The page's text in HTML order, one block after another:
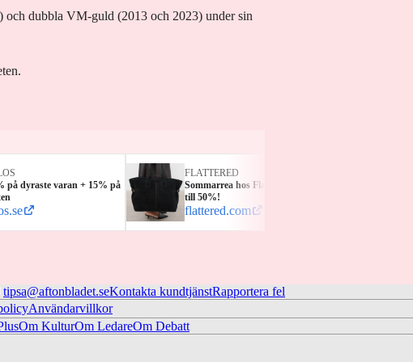
dubbla VM-guld (2013 och 2023) under sin
på dyraste varan + 15% på
FLATTERED
Sommarrea hos Flattered – upp
till 50%!
flattered.com
tipsa@aftonbladet.seKontakta kundtjänstRapportera fel
Användarvillkor
Om KulturOm LedareOm Debatt